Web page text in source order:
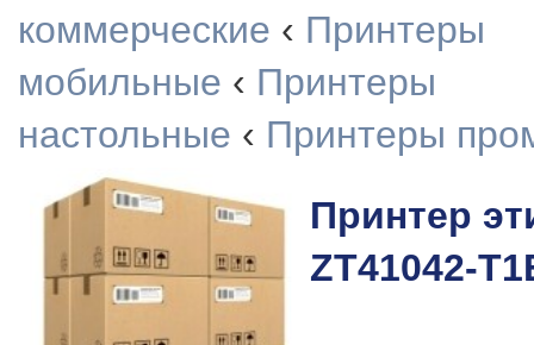
коммерческие ‹ Принтеры
мобильные ‹ Принтеры
настольные ‹ Принтеры
Принтер
ZT41042-